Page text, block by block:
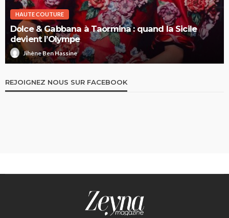
HAUTE COUTURE
Dolce & Gabbana à Taormina : quand la Sicile
devient l’Olympe
Jihène Ben Hassine
REJOIGNEZ NOUS SUR FACEBOOK